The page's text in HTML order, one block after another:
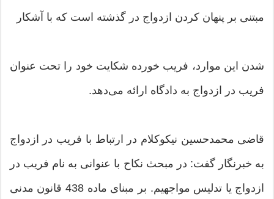
مبتنی بر پنهان كردن ازدواج در گذشته است كه با آشكار
شدن این موارد، فریب خورده شكایت خود را تحت عنوان
فریب در ازدواج به دادگاه ارائه می‌دهد.
قاضی محمدحسین نیكوكلام در ارتباط با فریب در ازدواج
به خبرنگار گفت: در مبحث نكاح با عنوانی به نام فریب در
ازدواج یا تدلیس مواجهیم. بر مبنای ماده 438 قانون مدنی